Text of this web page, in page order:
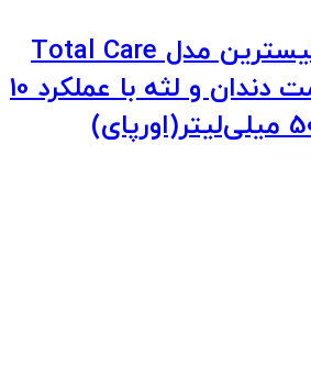
دهان‌شوی لیسترین مدل Total Care
محافظ سلامت دندان و لثه با عملکرد 10